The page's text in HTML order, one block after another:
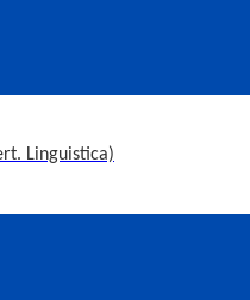
Linguistica)